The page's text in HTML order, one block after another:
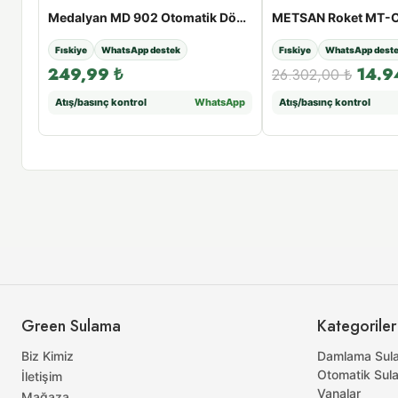
Medalyan MD 902 Otomatik Dönerli 3’lü Sprink
Fıskiye WhatsApp destek
249,99 ₺
Atış/basınç kontrol WhatsApp
Fıskiye WhatsApp
26.302,00₺
Atış/basınç kontrol
Green Sulama
Biz Kimiz
İletişim
Kategoriler
Damlama
Otomatik
Vanalar